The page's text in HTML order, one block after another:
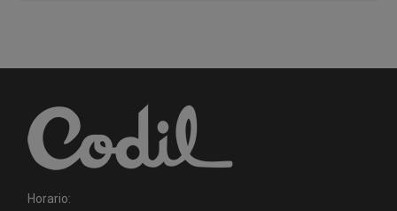
Horario: